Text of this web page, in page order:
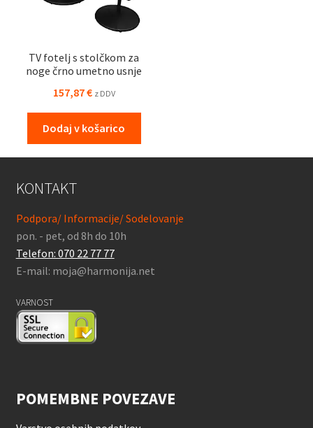
TV fotelj s stolčkom za
noge črno umetno usnje
157,87€ z DDV
Dodaj v košarico
KONTAKT
Podpora/ Informacije/ Sodelovanje
pon. - pet, od 8h do 10h
Telefon: 070 22 77 77
E-mail: moja@harmonija.net
VARNOST
POMEMBNE POVEZAVE